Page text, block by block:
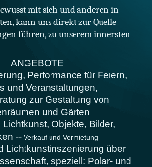
mit sich und anderen in
kann uns direkt zur Quelle
führen, zu unserem innersten
ANGEBOTE
Performance für Feiern,
und Veranstaltungen,
zur Gestaltung von
und Gärten
Lichtkunst, Objekte, Bilder,
-- Verkauf und Vermietung
Lichtkunstinszenierung über
, speziell: Polar- und